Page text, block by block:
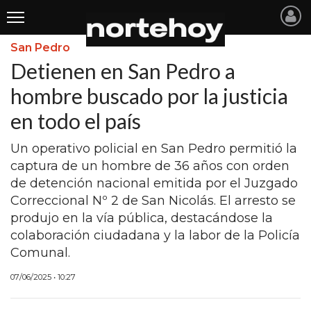
Últimas
Noticias
INICIO
NOTICIAS RECIENTES
SAN NICOLAS
RAMALLO
SAN PEDRO
PROVINCIA
PAIS
San Pedro
Detienen en San Pedro a
hombre buscado por la justicia
en todo el país
Un operativo policial en San Pedro permitió la
captura de un hombre de 36 años con orden
de detención nacional emitida por el Juzgado
Correccional Nº 2 de San Nicolás. El arresto se
produjo en la vía pública, destacándose la
colaboración ciudadana y la labor de la Policía
Comunal.
07/06/2025 • 10:27